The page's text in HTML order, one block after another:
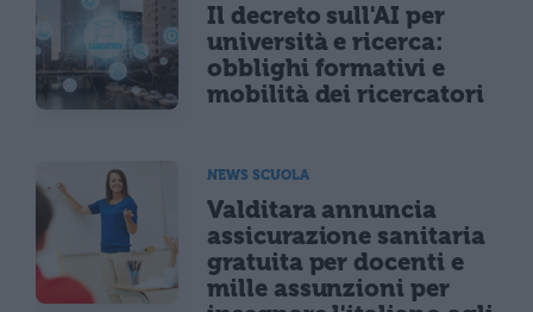
Il decreto sull'AI per
università e ricerca:
obblighi formativi e
mobilità dei ricercatori
NEWS SCUOLA
Valditara annuncia
assicurazione sanitaria
gratuita per docenti e
mille assunzioni per